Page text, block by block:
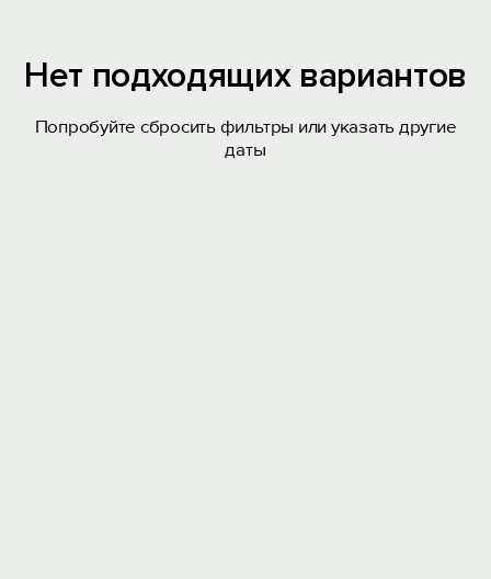
Нет подходящих вариантов
Попробуйте сбросить фильтры или указать другие
даты